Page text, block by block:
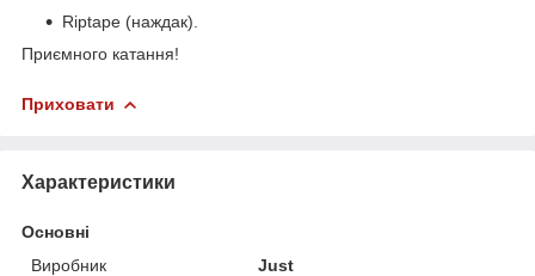
Riptape (наждак).
Приємного катання!
Приховати
Характеристики
Основні
Виробник
Just